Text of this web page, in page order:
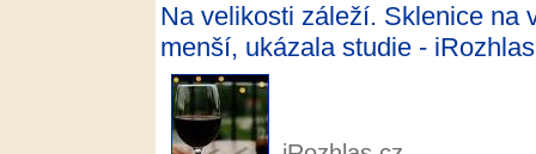
Na velikosti záleží. Sklenice na
menší, ukázala studie -